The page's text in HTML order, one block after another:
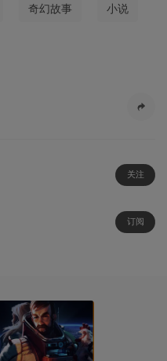
奇幻故事 小说
关注
订阅